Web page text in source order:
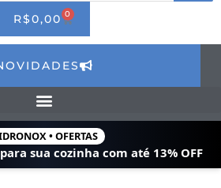
R$0,00 0 CART
• OFERTAS
sua cozinha com até 13% OFF